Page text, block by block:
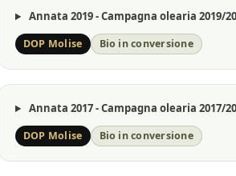
Annata 2019 - Campagna olearia 2019/
DOP Molise Bio in conversione
Annata 2017 - Campagna olearia 2017/
DOP Molise Bio in conversione